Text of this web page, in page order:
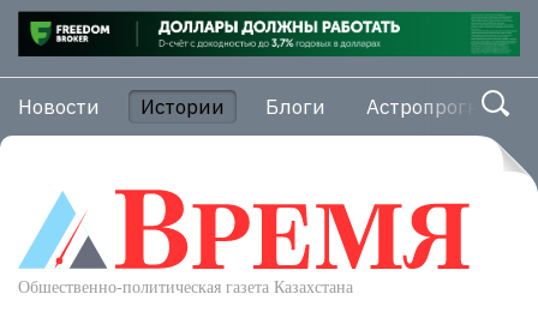
Новости Истории Блоги Астропрогноз